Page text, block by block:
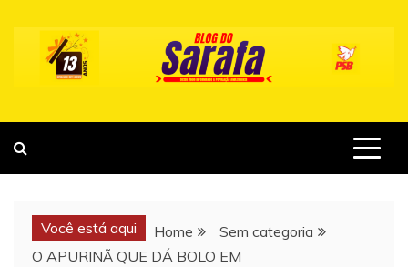
content
Você está aqui Home
Sem categoria
O APURINÃ QUE DÁ BOLO EM